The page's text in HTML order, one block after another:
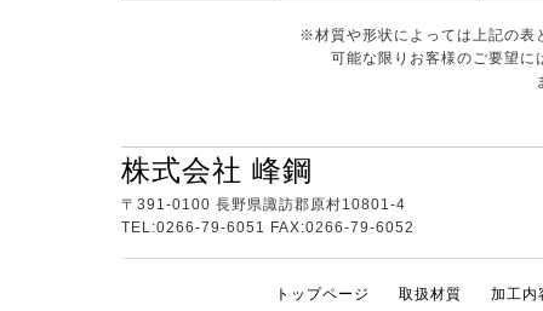
※材質や形状によっては上記の表
可能な限りお客様のご要望
株式会社 峰鋼
〒391-0100 長野県諏訪郡原村10801-4
TEL:0266-79-6051 FAX:0266-79-6052
トップページ 取扱材質 加工内